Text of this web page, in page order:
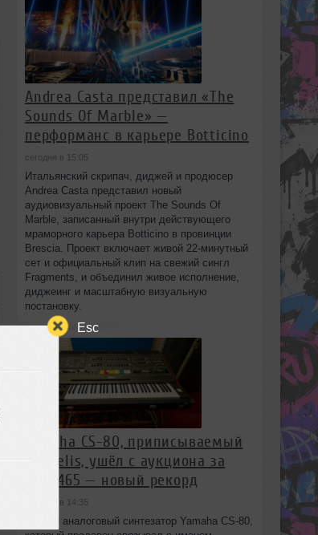
Esc
Andrea Casta представил «The
Sounds Of Marble» —
перформанс в карьере Botticino
сегодня в 15:05
Итальянский скрипач, диджей и продюсер
Andrea Casta представил новый
аудиовизуальный проект The Sounds Of
Marble, записанный внутри действующего
мраморного карьера Botticino в провинции
Brescia. Проект включает живой 22‑минутный
сет и официальный клип на свежий сингл
Fragments, и объединил живое исполнение,
диджеинг и масштабную визуальную
постановку.
Yamaha CS-80, приписываемый
Vangelis, ушёл с аукциона за
£401,465 — новый рекорд
сегодня в 14:35
Редкий аналоговый синтезатор Yamaha CS-80,